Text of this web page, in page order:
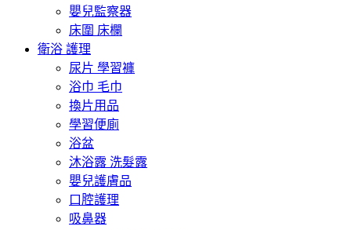
嬰兒監察器
床圍 床欄
衛浴 護理
尿片 學習褲
浴巾 毛巾
換片用品
學習便廁
浴盆
沐浴露 洗髮露
嬰兒護膚品
口腔護理
吸鼻器